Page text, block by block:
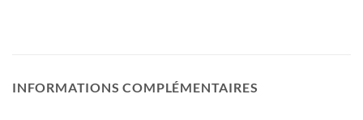
INFORMATIONS COMPLÉMENTAIRES